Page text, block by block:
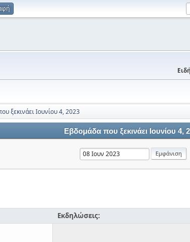
ξεκινάει Ιουνίου 4, 2023
Εβδομάδα που ξεκινάει Ιουνίου 4,
Εκδηλώσεις: